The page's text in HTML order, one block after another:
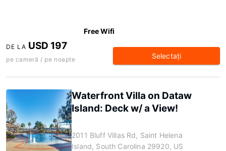
Free Wifi
DE LA USD 197
pe cameră / pe noapte Selectaţi
Waterfront Villa on Dataw
Island: Deck w/ a View!
2011 Bluff Villas Rd, Saint Helena
Island, South Carolina 29920, US